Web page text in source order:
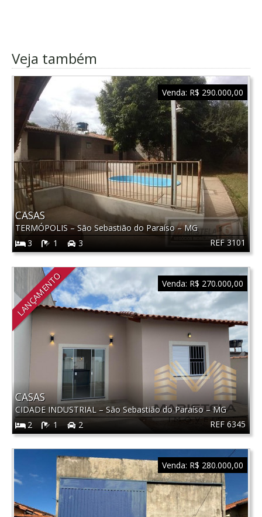
Veja também
REF 3101
CASAS
TERMÓPOLIS–São Sebastião do Paraíso–MG
3
1 3
Venda: R$ 290.000,00
LANÇAMENTO
REF 6345
CASAS
CIDADE INDUSTRIAL –São Sebastião do Paraíso–MG
2
1 2
Venda: R$ 270.000,00
Venda: R$ 280.000,00